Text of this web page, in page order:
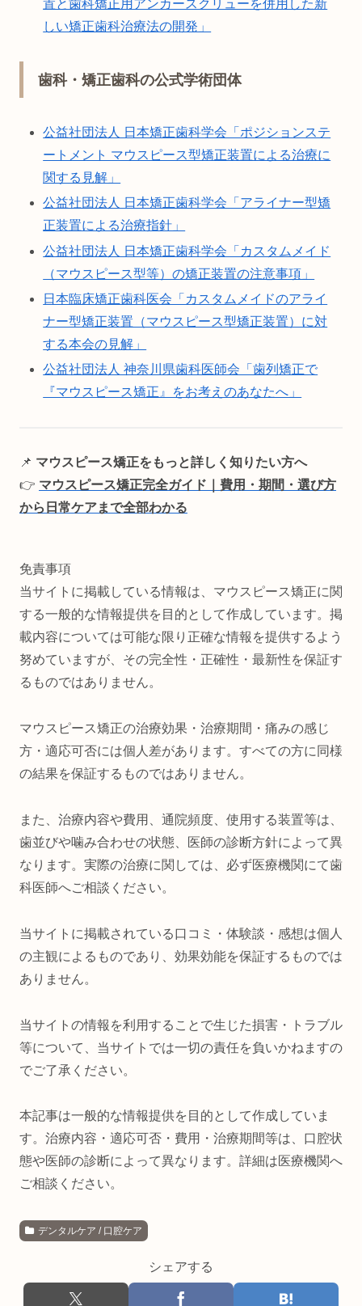
置と歯科矯正用アンカースクリューを併用した新
しい矯正歯科治療法の開発」
歯科・矯正歯科の公式学術団体
公益社団法人 日本矯正歯科学会「ポジションステ
ートメント マウスピース型矯正装置による治療に
関する見解」
公益社団法人 日本矯正歯科学会「アライナー型矯
正装置による治療指針」
公益社団法人 日本矯正歯科学会「カスタムメイド
（マウスピース型等）の矯正装置の注意事項」
日本臨床矯正歯科医会「カスタムメイドのアライ
ナー型矯正装置（マウスピース型矯正装置）に対
する本会の見解」
公益社団法人 神奈川県歯科医師会「歯列矯正で
『マウスピース矯正』をお考えのあなたへ」
📌 マウスピース矯正をもっと詳しく知りたい方へ
👉 マウスピース矯正完全ガイド｜費用・期間・選び方
から日常ケアまで全部わかる
免責事項
当サイトに掲載している情報は、マウスピース矯正に関
する一般的な情報提供を目的として作成しています。掲
載内容については可能な限り正確な情報を提供するよう
努めていますが、その完全性・正確性・最新性を保証す
るものではありません。
マウスピース矯正の治療効果・治療期間・痛みの感じ
方・適応可否には個人差があります。すべての方に同様
の結果を保証するものではありません。
また、治療内容や費用、通院頻度、使用する装置等は、
歯並びや噛み合わせの状態、医師の診断方針によって異
なります。実際の治療に関しては、必ず医療機関にて歯
科医師へご相談ください。
当サイトに掲載されている口コミ・体験談・感想は個人
の主観によるものであり、効果効能を保証するものでは
ありません。
当サイトの情報を利用することで生じた損害・トラブル
等について、当サイトでは一切の責任を負いかねますの
でご了承ください。
本記事は一般的な情報提供を目的として作成していま
す。治療内容・適応可否・費用・治療期間等は、口腔状
態や医師の診断によって異なります。詳細は医療機関へ
ご相談ください。
デンタルケア / 口腔ケア
シェアする